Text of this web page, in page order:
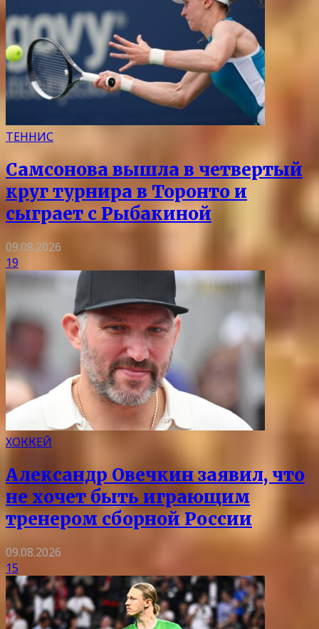
ТЕННИС
Самсонова вышла в четвертый
круг турнира в Торонто и
сыграет с Рыбакиной
09.08.2026
19
ХОККЕЙ
Александр Овечкин заявил, что
не хочет быть играющим
тренером сборной России
09.08.2026
15